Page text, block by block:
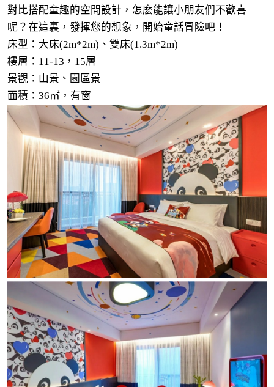
對比搭配童趣的空間設計，怎麽能讓小朋友們不歡喜
呢？在這裏，發揮您的想象，開始童話冒險吧！
床型：大床(2m*2m)、雙床(1.3m*2m)
樓層：11-13，15層
景觀：山景、園區景
面積：36㎡，有窗